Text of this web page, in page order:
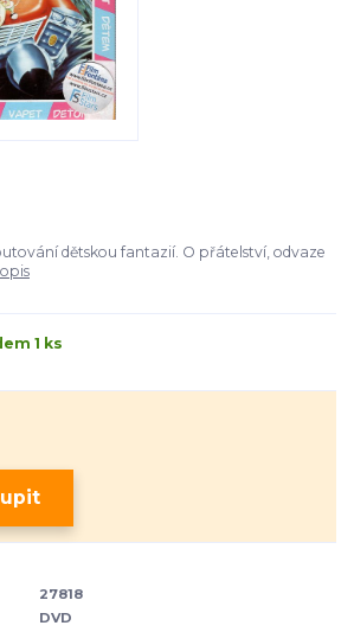
dětskou fantazií. O přátelství, odvaze
1 ks
27818
DVD